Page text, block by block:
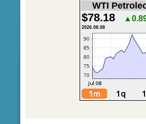
WTI
$78.18
2026.08.08